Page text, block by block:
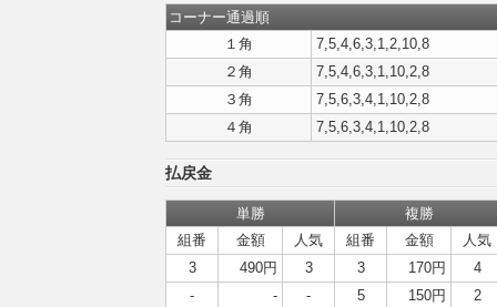
コーナー通過順
１角
7,5,4,6,3,1,2,10,8
２角
7,5,4,6,3,1,10,2,8
３角
7,5,6,3,4,1,10,2,8
４角
7,5,6,3,4,1,10,2,8
払戻金
単勝
複勝
組番
金額 人気 組番 金額
人気
3
490円 3 3 170円
4
-
- - 5 150円
2